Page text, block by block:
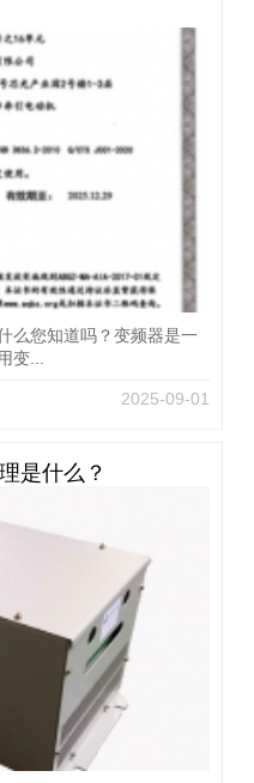
么您知道吗？变频器是一
变...
2025-09-01
是什么？